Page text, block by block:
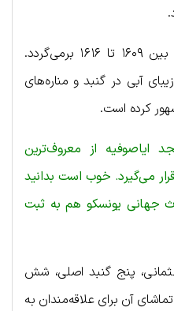
قدمت مسجد بلو به سال‌های بین ۱۶۰۹ تا ۱۶۱۶ برمی‌گردد.
آبی در گنبد و مناره‌های
کرده است.
ایاصوفیه از معروف‌ترین
می‌گیرد. خوب است بدانید
جهانی یونسکو هم به ثبت
پنج گنبد اصلی، شش
آن برای علاقه‌مندان به